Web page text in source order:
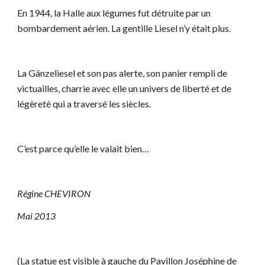
En 1944, la Halle aux légumes fut détruite par un
bombardement aérien. La gentille Liesel n’y était plus.
La Gänzeliesel et son pas alerte, son panier rempli de
victuailles, charrie avec elle un univers de liberté et de
légèreté qui a traversé les siècles.
C’est parce qu’elle le valait bien…
Régine CHEVIRON
Mai 2013
(La statue est visible à gauche du Pavillon Joséphine de